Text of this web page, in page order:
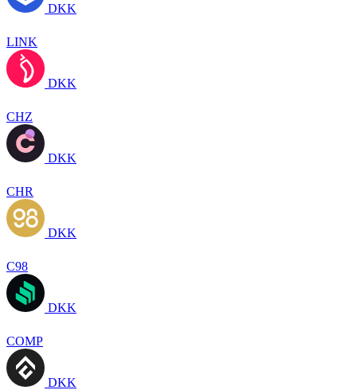
DKK
LINK
DKK
CHZ
DKK
CHR
DKK
C98
DKK
COMP
DKK